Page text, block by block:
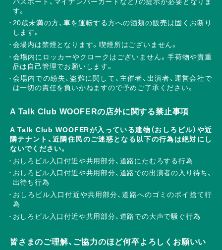
す。
20歳未満の方、車を運転する方への酒類の販売は固くお断り
します。
会場内は禁煙となります。喫煙所はございません。
会場内にロッカーやクロークはございません。手荷物や貴重
品は自己管理でお願いします。
会場内での紛失、盗難に関して、主催者、出演者、運営会社で
は一切の責任を負いかねますので予めご了承ください。
A Talk Club WOOFERの店外に関する禁止事項
A Talk Club WOOFERが入っている建物（おしろビル）や近
隣テナント、近隣住民のご迷惑となる以下の行為は絶対にし
ないでください。
おしろビル入口付近や共用部分、道路にたむろする行為
おしろビル入口付近や共用部分、道路での出演者の入り待ち、
出待ち行為
おしろビル入口付近や共用部分、道路へのゴミのポイ捨て行
為
おしろビル入口付近や共用部分、道路での大声で騒ぐ行為
皆さまのご理解、ご協力のほど何卒よろしくお願いい